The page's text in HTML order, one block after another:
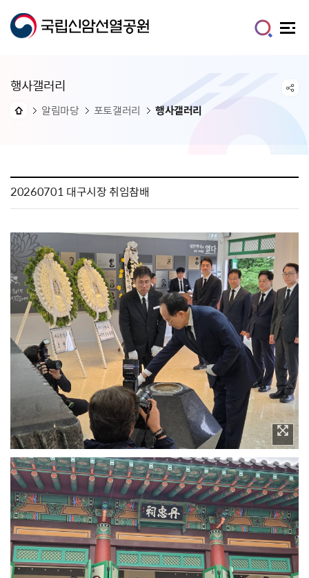
행사갤러리
알림마당 포토갤러리 행사갤러리
20260701 대구시장 취임참배